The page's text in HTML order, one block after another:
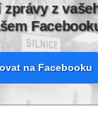
z
na Facebooku